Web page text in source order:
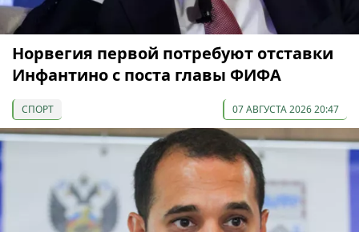
Норвегия первой потребуют отставки
Инфантино с поста главы ФИФА
СПОРТ 07 АВГУСТА 2026 20:47